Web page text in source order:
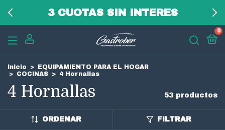
3 CUOTAS SIN INTERES
0
Inicio >
EQUIPAMIENTO PARA EL HOGAR
> COCINAS > 4 Hornallas
4 Hornallas 53 productos
ORDENAR FILTRAR